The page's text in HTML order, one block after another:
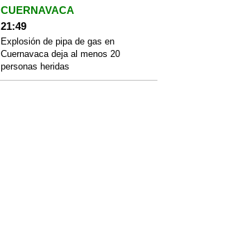
CUERNAVACA
21:49
Explosión de pipa de gas en
Cuernavaca deja al menos 20
personas heridas